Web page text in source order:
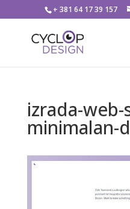
+ 381 64 17 39 157
izrada-
minimalan-